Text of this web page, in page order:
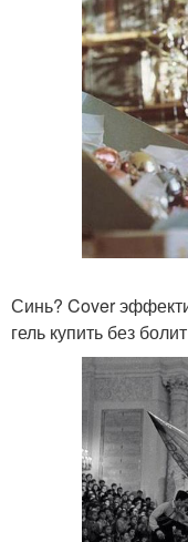
Синь? Cover
гель купить без